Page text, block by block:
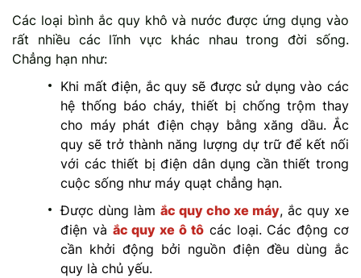
Các loại bình ắc quy khô và nước được ứng dụng vào
rất nhiều các lĩnh vực khác nhau trong đời sống.
Chẳng hạn như:
Khi mất điện, ắc quy sẽ được sử dụng vào các
hệ thống báo cháy, thiết bị chống trộm thay
cho máy phát điện chạy bằng xăng dầu. Ắc
quy sẽ trở thành năng lượng dự trữ để kết nối
với các thiết bị điện dân dụng cần thiết trong
cuộc sống như máy quạt chẳng hạn.
Được dùng làm ắc quy cho xe máy, ắc quy xe
điện và ắc quy xe ô tôcác loại. Các động cơ
cần khởi động bởi nguồn điện đều dùng ắc
quy là chủ yếu.